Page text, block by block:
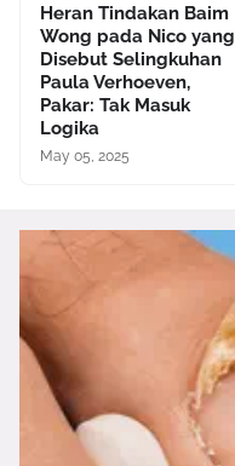
Heran Tindakan Baim
Wong pada Nico yang
Disebut Selingkuhan
Paula Verhoeven,
Pakar: Tak Masuk
Logika
May 05, 2025